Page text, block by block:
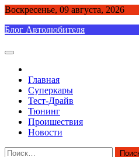
Skip
content
Воскресенье, 09 августа, 2026
Блог Автолюбителя
Главная
Суперкары
Тест-Драйв
Тюнинг
Проишествия
Новости
Найти: